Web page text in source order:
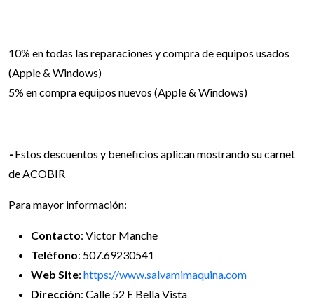
10% en todas las reparaciones y compra de equipos usados
(Apple & Windows)
5% en compra equipos nuevos (Apple & Windows)
-Estos descuentos y beneficios aplican mostrando su carnet
de ACOBIR
Para mayor información:
Contacto: Victor Manche
Teléfono: 507.69230541
Web Site: https://www.salvamimaquina.com
Dirección: Calle 52 E Bella Vista